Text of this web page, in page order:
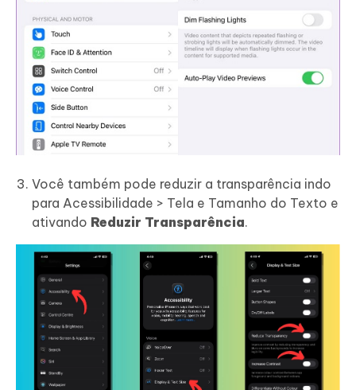
Você também pode reduzir a transparência indo
para Acessibilidade > Tela e Tamanho do Texto e
ativando Reduzir Transparência.